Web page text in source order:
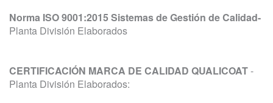
Norma ISO 9001:2015 Sistemas de Gestión de Calidad-
Planta División Elaborados
CERTIFICACIÓN MARCA DE CALIDAD QUALICOAT-
Planta División Elaborados: